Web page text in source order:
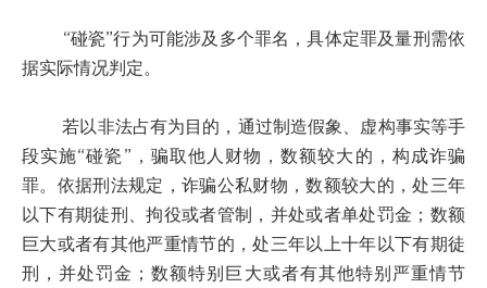
“碰瓷”行为可能涉及多个罪名，具体定罪及量刑需依
据实际情况判定。
若以非法占有为目的，通过制造假象、虚构事实等手
段实施“碰瓷”，骗取他人财物，数额较大的，构成诈骗
罪。依据刑法规定，诈骗公私财物，数额较大的，处三年
以下有期徒刑、拘役或者管制，并处或者单处罚金；数额
巨大或者有其他严重情节的，处三年以上十年以下有期徒
刑，并处罚金；数额特别巨大或者有其他特别严重情节